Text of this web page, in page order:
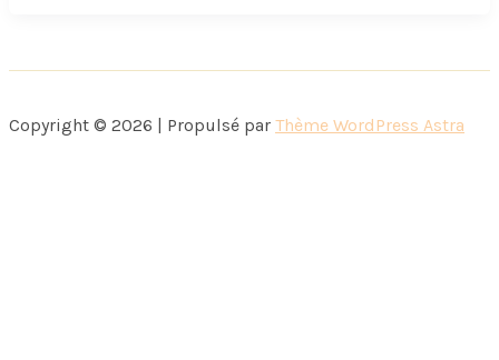
Delerm
Copyright © 2026 | Propulsé par Thème WordPress Astra